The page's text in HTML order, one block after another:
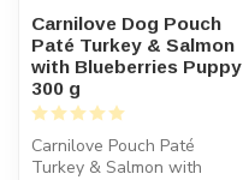
Carnilove Dog Pouch
Paté Turkey & Salmon
with Blueberries Puppy
300 g
Carnilove Pouch Paté
Turkey & Salmon with